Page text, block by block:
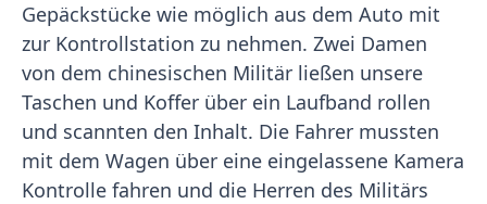
Gepäckstücke wie möglich aus dem Auto mit
zur Kontrollstation zu nehmen. Zwei Damen
von dem chinesischen Militär ließen unsere
Taschen und Koffer über ein Laufband rollen
und scannten den Inhalt. Die Fahrer mussten
mit dem Wagen über eine eingelassene Kamera
Kontrolle fahren und die Herren des Militärs